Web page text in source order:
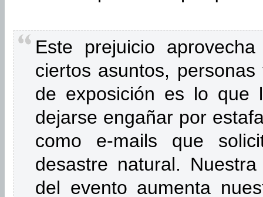
Este prejuicio
ciertos asuntos,
de exposición es lo que
dejarse engañar por
como e-mails que
desastre natural.
del evento aumenta